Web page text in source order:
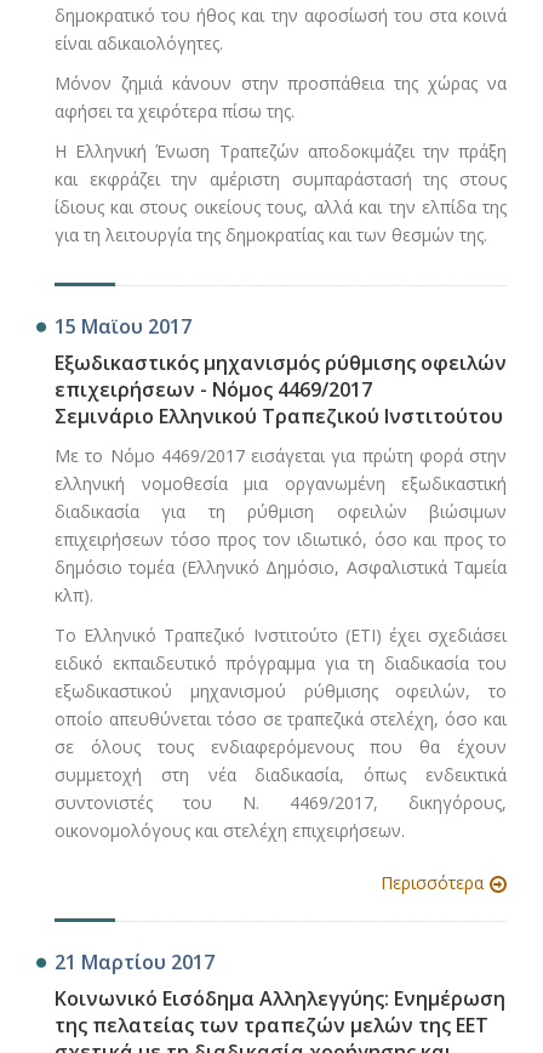
δημοκρατικό του ήθος και την αφοσίωσή του στα κοινά
είναι αδικαιολόγητες.
Μόνον ζημιά κάνουν στην προσπάθεια της χώρας να
αφήσει τα χειρότερα πίσω της.
Η Ελληνική Ένωση Τραπεζών αποδοκιμάζει την πράξη
και εκφράζει την αμέριστη συμπαράστασή της στους
ίδιους και στους οικείους τους, αλλά και την ελπίδα της
για τη λειτουργία της δημοκρατίας και των θεσμών της.
15 Μαϊου 2017
Εξωδικαστικός μηχανισμός ρύθμισης οφειλών
επιχειρήσεων - Νόμος 4469/2017
Σεμινάριο Ελληνικού Τραπεζικού Ινστιτούτου
Με το Νόμο 4469/2017 εισάγεται για πρώτη φορά στην
ελληνική νομοθεσία μια οργανωμένη εξωδικαστική
διαδικασία για τη ρύθμιση οφειλών βιώσιμων
επιχειρήσεων τόσο προς τον ιδιωτικό, όσο και προς το
δημόσιο τομέα (Ελληνικό Δημόσιο, Ασφαλιστικά Ταμεία
κλπ).
Το Ελληνικό Τραπεζικό Ινστιτούτο (ΕΤΙ) έχει σχεδιάσει
ειδικό εκπαιδευτικό πρόγραμμα για τη διαδικασία του
εξωδικαστικού μηχανισμού ρύθμισης οφειλών, το
οποίο απευθύνεται τόσο σε τραπεζικά στελέχη, όσο και
σε όλους τους ενδιαφερόμενους που θα έχουν
συμμετοχή στη νέα διαδικασία, όπως ενδεικτικά
συντονιστές του Ν. 4469/2017, δικηγόρους,
οικονομολόγους και στελέχη επιχειρήσεων.
Περισσότερα
21 Μαρτίου 2017
Κοινωνικό Εισόδημα Αλληλεγγύης: Ενημέρωση
της πελατείας των τραπεζών μελών της ΕΕΤ